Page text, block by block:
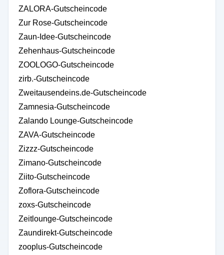
ZALORA-Gutscheincode
Zur Rose-Gutscheincode
Zaun-Idee-Gutscheincode
Zehenhaus-Gutscheincode
ZOOLOGO-Gutscheincode
zirb.-Gutscheincode
Zweitausendeins.de-Gutscheincode
Zamnesia-Gutscheincode
Zalando Lounge-Gutscheincode
ZAVA-Gutscheincode
Zizzz-Gutscheincode
Zimano-Gutscheincode
Ziito-Gutscheincode
Zoflora-Gutscheincode
zoxs-Gutscheincode
Zeitlounge-Gutscheincode
Zaundirekt-Gutscheincode
zooplus-Gutscheincode